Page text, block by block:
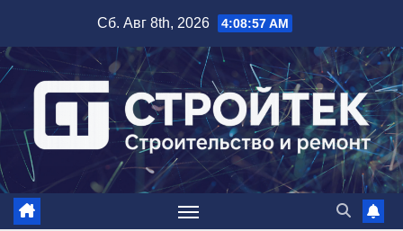
содержимому
Сб. Авг 8th, 2026 4:08:58 AM